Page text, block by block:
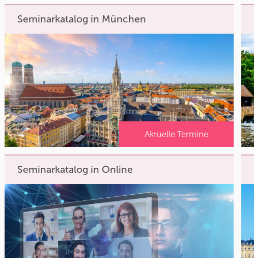
Seminarkatalog in München
Aktuelle Termine
Seminarkatalog in Online